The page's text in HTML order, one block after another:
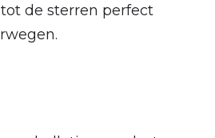
tot de sterren perfect